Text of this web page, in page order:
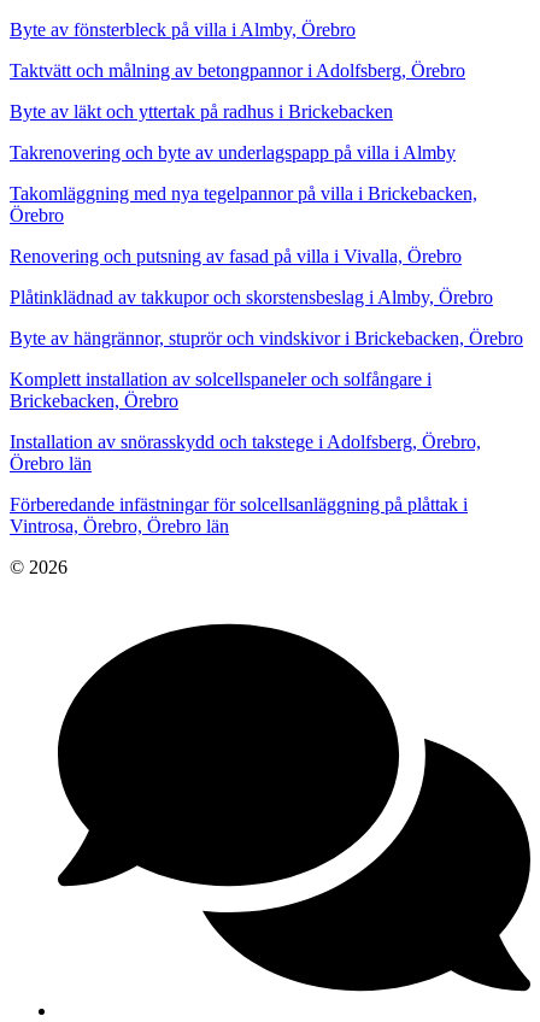
Byte av fönsterbleck på villa i Almby, Örebro
Taktvätt och målning av betongpannor i Adolfsberg, Örebro
Byte av läkt och yttertak på radhus i Brickebacken
Takrenovering och byte av underlagspapp på villa i Almby
Takomläggning med nya tegelpannor på villa i Brickebacken,
Örebro
Renovering och putsning av fasad på villa i Vivalla, Örebro
Plåtinklädnad av takkupor och skorstensbeslag i Almby, Örebro
Byte av hängrännor, stuprör och vindskivor i Brickebacken, Örebro
Komplett installation av solcellspaneler och solfångare i
Brickebacken, Örebro
Installation av snörasskydd och takstege i Adolfsberg, Örebro,
Örebro län
Förberedande infästningar för solcellsanläggning på plåttak i
Vintrosa, Örebro, Örebro län
© 2026